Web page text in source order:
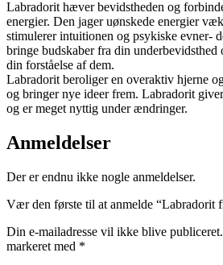
Labradorit hæver bevidstheden og
energier. Den jager uønskede energier
stimulerer intuitionen og psykiske evner-
bringe budskaber fra din
din forståelse af dem.
Labradorit beroliger en overaktiv hjerne
og bringer nye ideer frem. Labradorit
og er meget nyttig under ændringer.
Anmeldelser
Der er endnu ikke nogle anmeldelser.
Vær den første til at anmelde “Labradorit
Din e-mailadresse vil ikke blive publiceret.
markeret med *